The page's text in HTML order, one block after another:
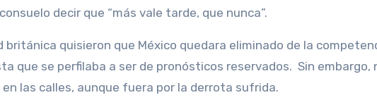
decir que “más vale tarde, que nunca”.
británica quisieron que México quedara eliminado de la
que se perfilaba a ser de pronósticos reservados. Sin
las calles, aunque fuera por la derrota sufrida.